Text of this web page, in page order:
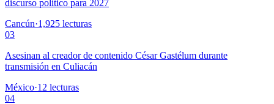
discurso político para 2027
Cancún·1,925 lecturas
03
Asesinan al creador de contenido César Gastélum durante
transmisión en Culiacán
México·12 lecturas
04